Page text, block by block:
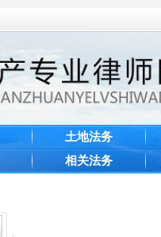
土地法务
相关法务